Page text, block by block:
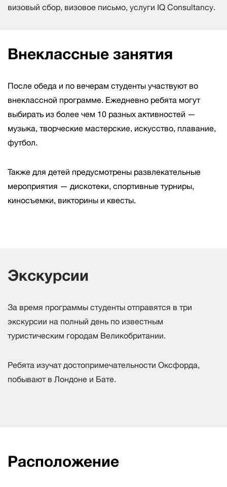
визовый сбор, визовое письмо, услуги IQ Consultancy.
Внеклассные занятия
После обеда и по вечерам студенты участвуют во
внеклассной программе. Ежедневно ребята могут
выбирать из более чем 10 разных активностей —
музыка, творческие мастерские, искусство, плавание,
футбол.
Также для детей предусмотрены развлекательные
мероприятия — дискотеки, спортивные турниры,
киносъемки, викторины и квесты.
Экскурсии
За время программы студенты отправятся в три
экскурсии на полный день по известным
туристическим городам Великобритании.
Ребята изучат достопримечательности Оксфорда,
побывают в Лондоне и Бате.
Расположение